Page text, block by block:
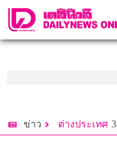
ข่าว ต่างประเทศ